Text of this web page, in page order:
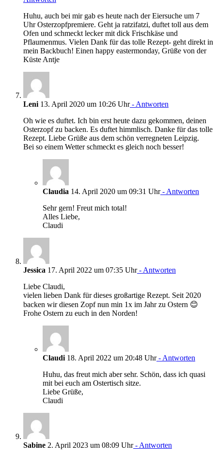
Huhu, auch bei mir gab es heute nach der Eiersuche um 7
Uhr Osterzopfpremiere. Geht ja ratzifatzi, duftet toll aus dem
Ofen und schmeckt lecker mit dick Frischkäse und
Pflaumenmus. Vielen Dank für das tolle Rezept- geht direkt in
mein Backbuch! Einen happy eastermonday, Grüße von der
Küste Antje
Leni 13. April 2020 um 10:26 Uhr- Antworten
Oh wie es duftet. Ich bin erst heute dazu gekommen, deinen
Osterzopf zu backen. Es duftet himmlisch. Danke für das tolle
Rezept. Liebe Grüße aus dem schön verregneten Leipzig.
Bei so einem Wetter schmeckt es gleich noch besser!
Claudia 14. April 2020 um 09:31 Uhr- Antworten
Sehr gern! Freut mich total!
Alles Liebe,
Claudi
Jessica 17. April 2022 um 07:35 Uhr- Antworten
Liebe Claudi,
vielen lieben Dank für dieses großartige Rezept. Seit 2020
backen wir diesen Zopf nun min 1x im Jahr zu Ostern 😊
Frohe Ostern zu euch in den Norden!
Claudi 18. April 2022 um 20:48 Uhr- Antworten
Huhu, das freut mich aber sehr. Schön, dass ich quasi
mit bei euch am Ostertisch sitze.
Liebe Grüße,
Claudi
Sabine 2. April 2023 um 08:09 Uhr- Antworten